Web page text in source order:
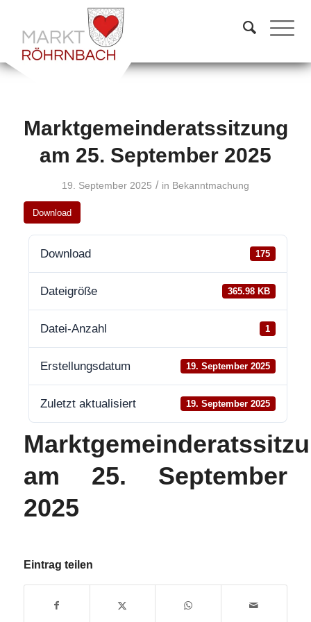
Marktgemeinderatssitzung
am 25. September 2025
19. September 2025 / in Bekanntmachung
Download
Download 175
Dateigröße 365.98 KB
Datei-Anzahl 1
Erstellungsdatum 19. September 2025
Zuletzt aktualisiert 19. September 2025
am 25. September
2025
Eintrag teilen